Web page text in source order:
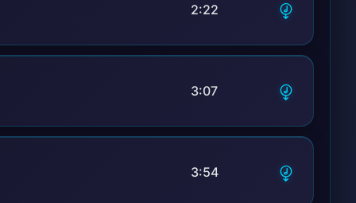
2:22
3:07
3:54